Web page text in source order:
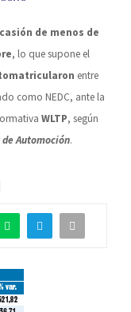
de menos de
, lo que supone el
entre
como NEDC, ante la
WLTP, según
Automoción.